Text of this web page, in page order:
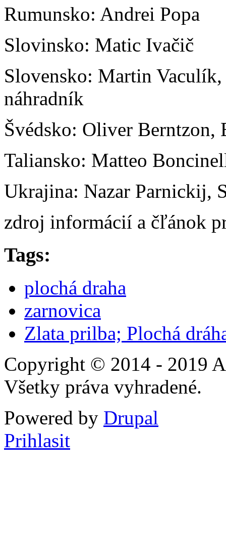
Rumunsko: Andrei Popa
Slovinsko: Matic Ivačič
Slovensko: Martin
náhradník
Švédsko: Oliver Berntzon,
Taliansko: Matteo
Ukrajina: Nazar Parnickij,
zdroj informácií a čľánok
Tags:
plochá draha
zarnovica
Zlata prilba; Plochá
Copyright © 2014 - 2019
Všetky práva vyhradené.
Powered by Drupal
Prihlasit